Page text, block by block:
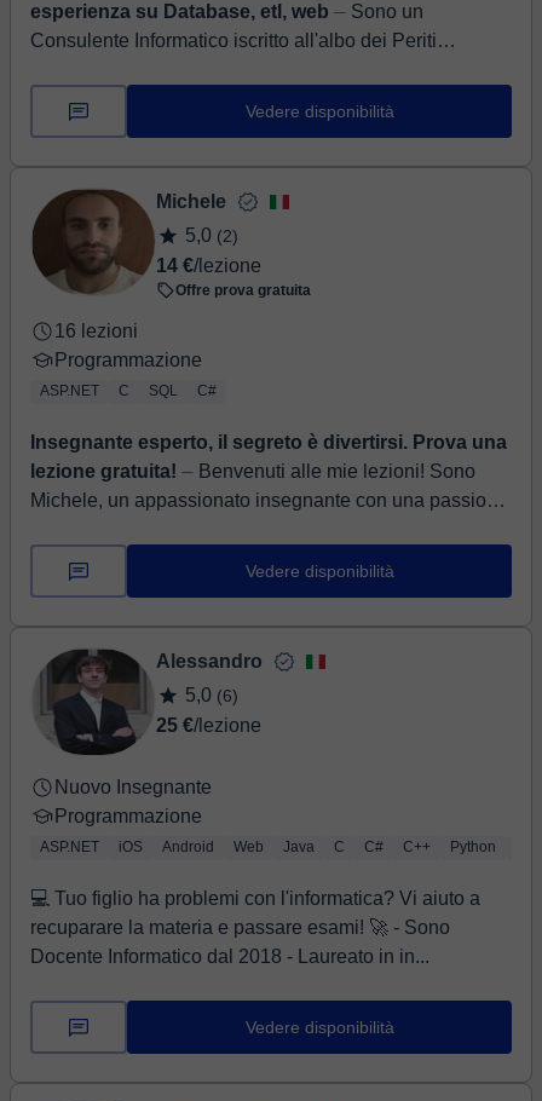
esperienza su Database, etl, web ⏤ Sono un
Consulente Informatico iscritto all'albo dei Periti
di esperienza come consulente...
Vedere disponibilità
Michele
5,0 (2)
14 €/lezione
Offre prova gratuita
16 lezioni
Programmazione
ASP.NET C SQL C#
Insegnante esperto, il segreto è divertirsi. Prova una
lezione gratuita! ⏤ Benvenuti alle mie lezioni! Sono
Michele, un appassionato insegnante con una passione
La mia ...
Vedere disponibilità
Alessandro
5,0 (6)
25 €/lezione
Nuovo Insegnante
Programmazione
ASP.NET iOS Android Web Java C C# C++ Python
💻 Tuo figlio ha problemi con l'informatica? Vi aiuto a
recuparare la materia e passare esami! 🚀 - Sono
Docente Informatico dal 2018 - Laureato in in...
Vedere disponibilità